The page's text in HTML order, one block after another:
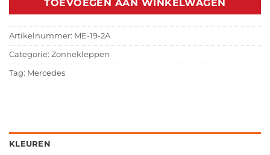
TOEVOEGEN AAN WINKELWAGEN
Artikelnummer: ME-19-2A
Categorie: Zonnekleppen
Tag: Mercedes
KLEUREN